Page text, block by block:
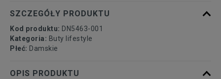
40,5 26 cm
41 26,5 cm
SZCZEGÓŁY PRODUKTU
Kod produktu: DN5463-001
Kategoria: Buty lifestyle
Płeć: Damskie
OPIS PRODUKTU